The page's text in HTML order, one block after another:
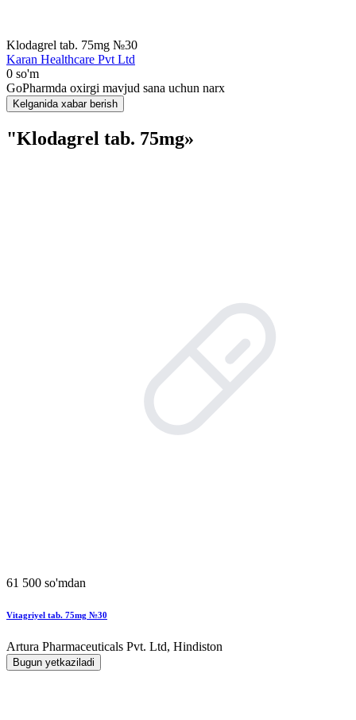
Klodagrel tab. 75mg №30
Karan Healthcare Pvt Ltd
0 so'm
GoPharmda oxirgi mavjud sana uchun narx
Kelganida xabar berish
"Klodagrel tab. 75mg»
61 500 so'mdan
Vitagriyel tab. 75mg №30
Artura Pharmaceuticals Pvt. Ltd, Hindiston
Bugun yetkaziladi